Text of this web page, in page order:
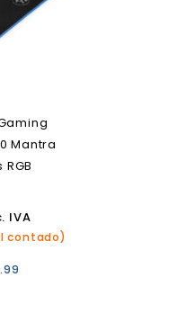
Mantra
IVA
contado)